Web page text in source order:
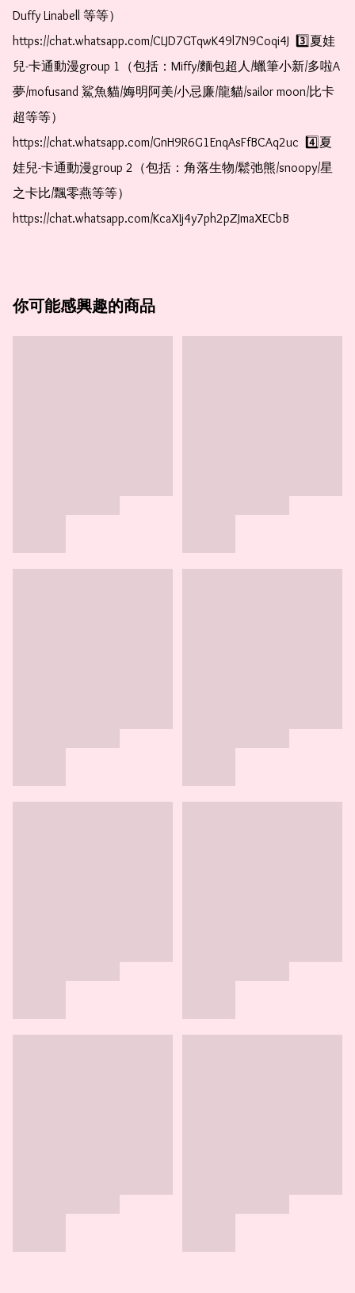
Duffy Linabell 等等）
https://chat.whatsapp.com/CLJD7GTqwK49l7N9Coqi4J  3️⃣夏娃
兒-卡通動漫group 1（包括：Miffy/麵包超人/蠟筆小新/多啦A
夢/mofusand 鯊魚貓/娒明阿美/小忌廉/龍貓/sailor moon/比卡
超等等）
https://chat.whatsapp.com/GnH9R6G1EnqAsFfBCAq2uc  4️⃣夏
娃兒-卡通動漫group 2（包括：角落生物/鬆弛熊/snoopy/星
之卡比/飄零燕等等）
https://chat.whatsapp.com/KcaXIj4y7ph2pZJmaXECbB
你可能感興趣的商品